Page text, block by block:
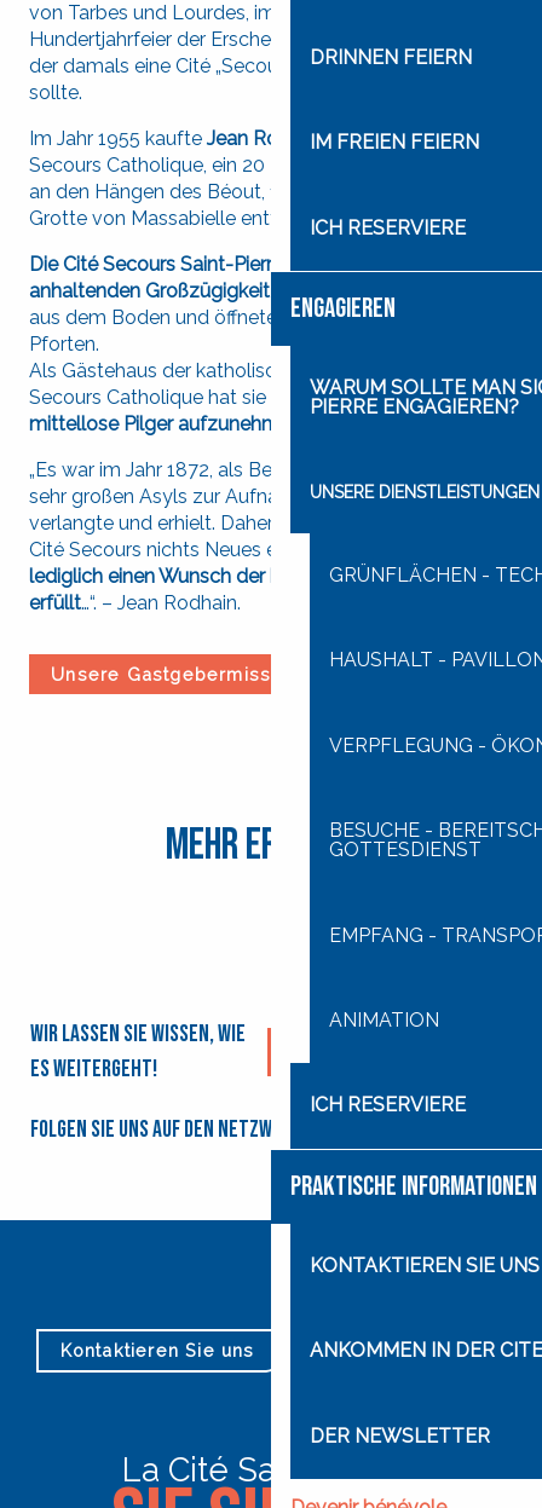
DRINNEN FEIERN
IM FREIEN FEIERN
ICH RESERVIERE
ENGAGIEREN
WARUM SOLLTE MAN
PIERRE ENGAGIEREN?
UNSERE DIENSTLEISTUNGEN
GRÜNFLÄCHEN -
HAUSHALT -
VERPFLEGUNG -
BESUCHE -
GOTTESDIENST
EMPFANG -
ANIMATION
ICH RESERVIERE
PRAKTISCHE INFORMATIONEN
KONTAKTIEREN SIE UNS
ANKOMMEN IN DER
DER NEWSLETTER
von Tarbes und Lourdes, im Vorfeld der
Hundertjahrfeier der Erscheinungen an Jean Rodhain,
der damals eine Cité „Secours“ in Lourdes errichten
sollte.
Im Jahr 1955 kaufte Jean Rodhain, Generalsekretär der
Secours Catholique, ein 20 Hektar großes Grundstück
an den Hängen des Béout, 1,5 Kilometer von der
Grotte von Massabielle entfernt.
Die Cité Secours Saint-Pierre
anhaltenden Großzügigkeit der Spender
aus dem Boden und öffnete
am 1. Mai 1956
Pforten.
Als Gästehaus der katholischen Hilfsorganisation
Secours Catholique hat sie eine einfache Aufgabe:
mittellose Pilger aufzunehmen
„Es war im Jahr 1872, als Bernadette den Bau eines
sehr großen Asyls zur Aufnahme armer Pilger forderte,
verlangte und erhielt. Daher haben wir beim Bau der
Cité Secours nichts Neues erfunden.
lediglich einen Wunsch der heiligen Bernadette
erfüllt…“. – Jean Rodhain.
Unsere Gastgebermission heute
Mehr erfahren
DER SCHOCK DER BEGEGNUNG
Wir lassen Sie wissen, wie
es weitergeht!
Folgen Sie uns auf den Netzwerken
Kontaktieren Sie uns Unser Stundenplan
La Cité Saint-Pierre